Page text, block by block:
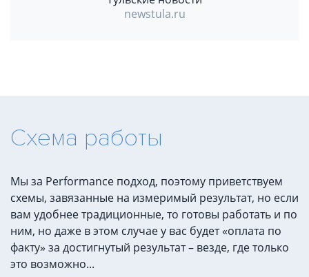
newstula.ru
Схема работы
Мы за Performance подход, поэтому приветствуем
схемы, завязанные на измеримый результат, но если
вам удобнее традиционные, то готовы работать и по
ним, но даже в этом случае у вас будет «оплата по
факту» за достигнутый результат – везде, где только
это возможно...